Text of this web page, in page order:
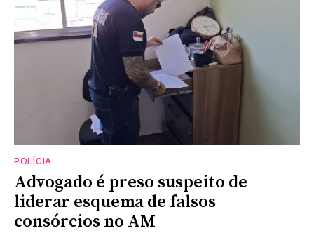
POLÍCIA
Advogado é preso suspeito de
liderar esquema de falsos
consórcios no AM